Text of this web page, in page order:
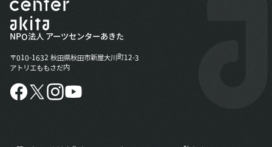
NPO法人 アーツセンターあきた
〒010-1632 秋田県秋田市新屋大川町12-3
アトリエももさだ内